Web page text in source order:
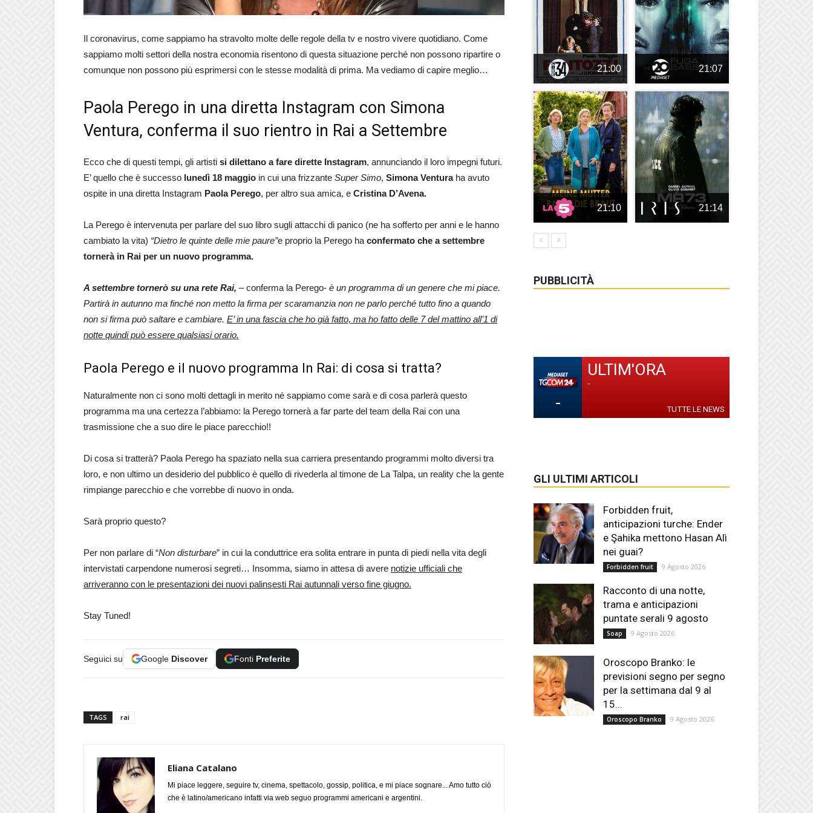
Il coronavirus, come sappiamo ha stravolto molte delle regole della tv e nostro vivere quotidiano. Come
sappiamo molti settori della nostra economia risentono di questa situazione perché non possono ripartire o
comunque non possono più esprimersi con le stesse modalità di prima. Ma vediamo di capire meglio…
Paola Perego in una diretta Instagram con Simona
Ventura, conferma il suo rientro in Rai a Settembre
Ecco che di questi tempi, gli artisti si dilettano a fare dirette Instagram, annunciando il loro impegni futuri.
E’ quello che è successo lunedì 18 maggio in cui una frizzante Super Simo, Simona Venturaha avuto
ospite in una diretta Instagram Paola Perego, per altro sua amica, e Cristina D’Avena.
La Perego è intervenuta per parlare del suo libro sugli attacchi di panico (ne ha sofferto per anni e le hanno
cambiato la vita) “Dietro le quinte delle mie paure”e proprio la Perego ha confermato che a settembre
tornerà in Rai per un nuovo programma.
A settembre tornerò su una rete Rai, – conferma la Perego- è un programma di un genere che mi piace.
Partirà in autunno ma finché non metto la firma per scaramanzia non ne parlo perché tutto fino a quando
non si firma può saltare e cambiare. E’ in una fascia che ho già fatto, ma ho fatto delle 7 del mattino all’1 di
notte quindi può essere qualsiasi orario.
Paola Perego e il nuovo programma In Rai: di cosa si tratta?
Naturalmente non ci sono molti dettagli in merito né sappiamo come sarà e di cosa parlerà questo
programma ma una certezza l’abbiamo: la Perego tornerà a far parte del team della Rai con una
trasmissione che a suo dire le piace parecchio!!
Di cosa si tratterà? Paola Perego ha spaziato nella sua carriera presentando programmi molto diversi tra
loro, e non ultimo un desiderio del pubblico è quello di rivederla al timone de La Talpa, un reality che la gente
rimpiange parecchio e che vorrebbe di nuovo in onda.
Sarà proprio questo?
Per non parlare di “Non disturbare” in cui la conduttrice era solita entrare in punta di piedi nella vita degli
intervistati carpendone numerosi segreti… Insomma, siamo in attesa di avere notizie ufficiali che
arriveranno con le presentazioni dei nuovi palinsesti Rai autunnali verso fine giugno.
Stay Tuned!
Seguici su Google Discover Fonti Preferite
TAGS rai
Eliana Catalano
Mi piace leggere, seguire tv, cinema, spettacolo, gossip, politica, e mi piace sognare... Amo tutto ciò
che è latino/americano infatti via web seguo programmi americani e argentini.
21:00 21:07
21:10 21:14
PUBBLICITÀ
-
ULTIM'ORA
-
TUTTE LE NEWS
GLI ULTIMI ARTICOLI
Forbidden fruit,
anticipazioni turche: Ender
e Şahika mettono Hasan Alì
nei guai?
Forbidden fruit 9 Agosto 2026
Racconto di una notte,
trama e anticipazioni
puntate serali 9 agosto
Soap 9 Agosto 2026
Oroscopo Branko: le
previsioni segno per segno
per la settimana dal 9 al
15...
Oroscopo Branko 9 Agosto 2026